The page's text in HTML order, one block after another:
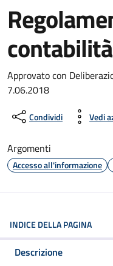
Dettagli del
Approvato con
7.06.2018
Condividi Vedi
Argomenti
Accesso all'informazione
INDICE DELLA PAGINA
Descrizione